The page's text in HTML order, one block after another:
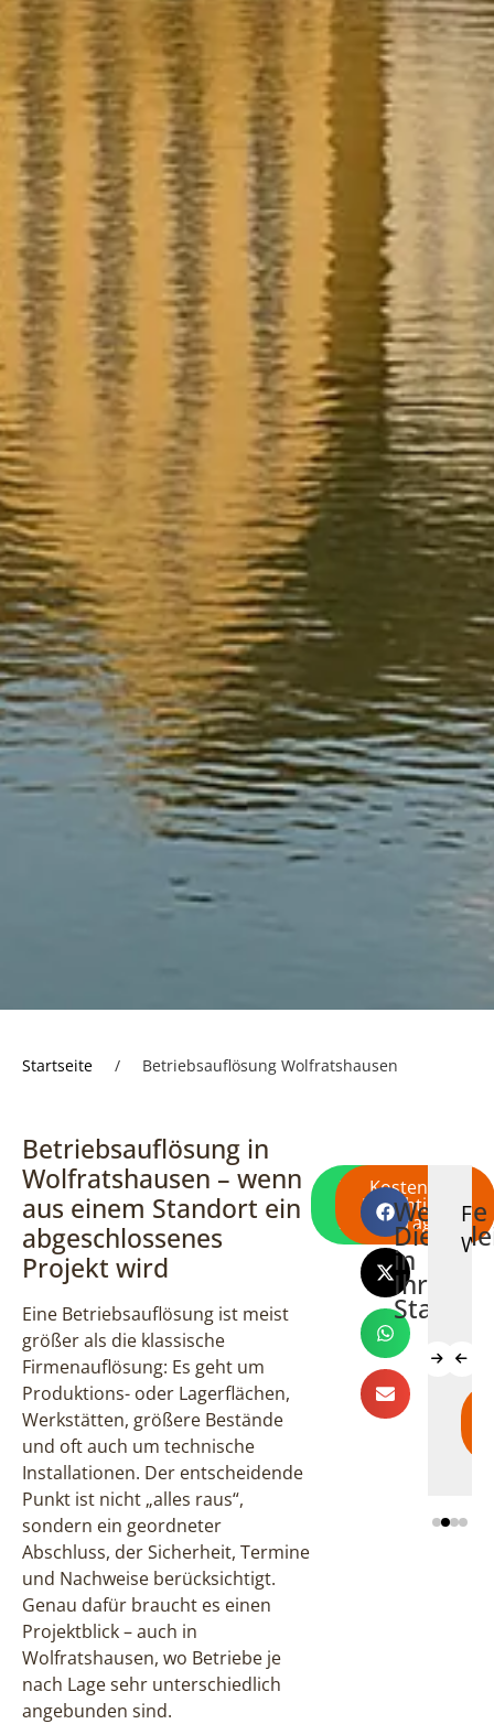
Startseite / Betriebsauflösung Wolfratshausen
Betriebsauflösung in
Wolfratshausen – wenn
aus einem Standort ein
abgeschlossenes
Projekt wird
Eine Betriebsauflösung ist meist
größer als die klassische
Firmenauflösung: Es geht um
Produktions- oder Lagerflächen,
Werkstätten, größere Bestände
und oft auch um technische
Installationen. Der entscheidende
Punkt ist nicht „alles raus“,
sondern ein geordneter
Abschluss, der Sicherheit, Termine
und Nachweise berücksichtigt.
Genau dafür braucht es einen
Projektblick – auch in
Wolfratshausen, wo Betriebe je
nach Lage sehr unterschiedlich
angebunden sind.
Direkt per
WhatsApp
schreiben
Kostenlose
Besichtigung
anfragen
Weitere
in
Ihrer
Stadt
Wohnungsauflösung
Wolfratshausen
Mehr
Wolfratshausen
Mehr
Mehr
erfahren